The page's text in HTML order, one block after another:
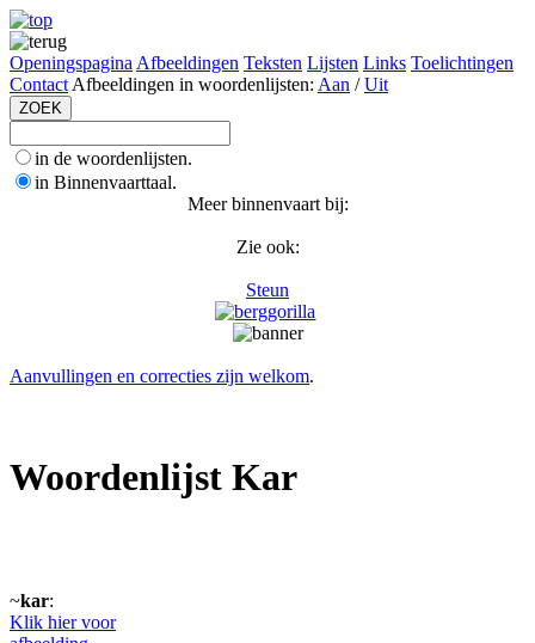
Openingspagina Afbeeldingen Teksten Lijsten Links Toelichtingen
Contact Afbeeldingen in woordenlijsten: Aan /Uit
in de woordenlijsten.
in Binnenvaarttaal.
Meer binnenvaart bij:
Zie ook:
Steun
Aanvullingen en correcties zijn welkom.
Woordenlijst Kar
~kar:
Klik hier voor